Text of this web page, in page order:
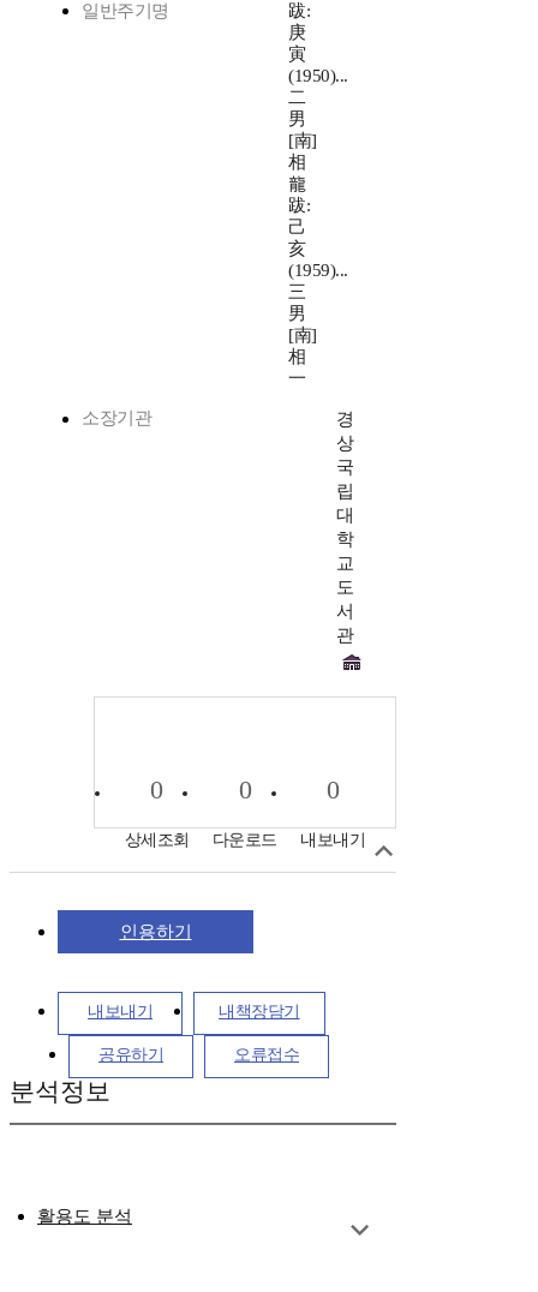
일반주기명
跋:
庚
寅
(1950)...
二
男
[南]
相
龍
跋:
己
亥
(1959)...
三
男
[南]
相
一
소장기관
경
상
국
립
대
학
교
도
서
관
0
상세조회
0
다운로드
0
내보내기
인용하기
내보내기 내책장담기
공유하기 오류접수
분석정보
활용도 분석